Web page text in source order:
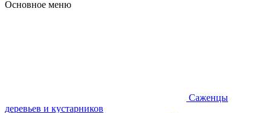
Основное меню
Саженцы
деревьев и кустарников